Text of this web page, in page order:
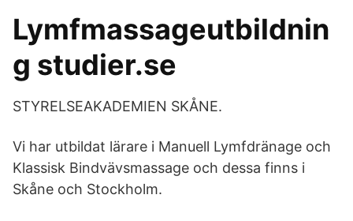
Lymfmassageutbildnin
g studier.se
STYRELSEAKADEMIEN SKÅNE.
Vi har utbildat lärare i Manuell Lymfdränage och
Klassisk Bindvävsmassage och dessa finns i
Skåne och Stockholm.